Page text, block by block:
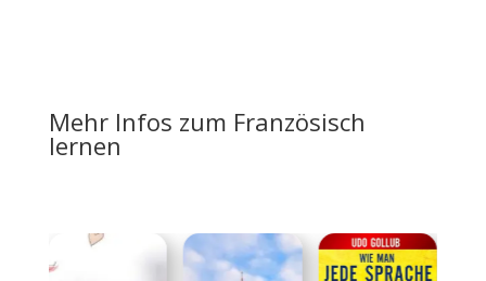
Mehr Infos zum Französisch
lernen